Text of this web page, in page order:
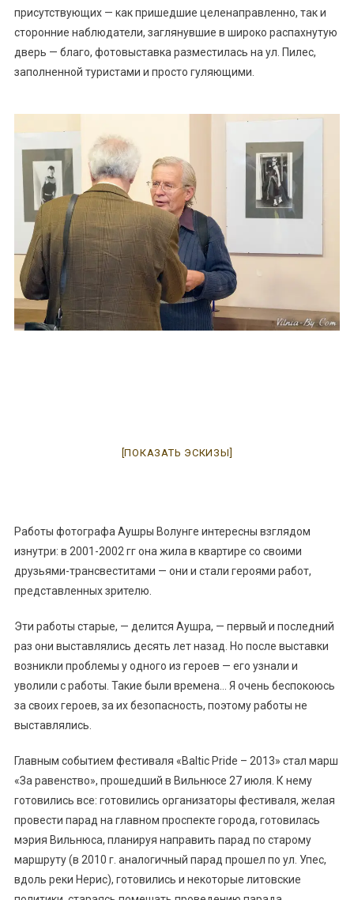
присутствующих — как пришедшие целенаправленно, так и
сторонние наблюдатели, заглянувшие в широко распахнутую
дверь — благо, фотовыставка разместилась на ул. Пилес,
заполненной туристами и просто гуляющими.
[ПОКАЗАТЬ ЭСКИЗЫ]
Работы фотографа Аушры Волунге интересны взглядом
изнутри: в 2001-2002 гг она жила в квартире со своими
друзьями-трансвеститами — они и стали героями работ,
представленных зрителю.
Эти работы старые, — делится Аушра, — первый и последний
раз они выставлялись десять лет назад. Но после выставки
возникли проблемы у одного из героев — его узнали и
уволили с работы. Такие были времена… Я очень беспокоюсь
за своих героев, за их безопасность, поэтому работы не
выставлялись.
Главным событием фестиваля «Baltic Pride – 2013» стал марш
«За равенство», прошедший в Вильнюсе 27 июля. К нему
готовились все: готовились организаторы фестиваля, желая
провести парад на главном проспекте города, готовилась
мэрия Вильнюса, планируя направить парад по старому
маршруту (в 2010 г. аналогичный парад прошел по ул. Упес,
вдоль реки Нерис), готовились и некоторые литовские